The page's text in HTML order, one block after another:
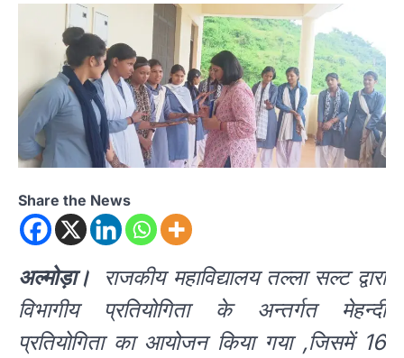
Share the News
अल्मोड़ा।
राजकीय महाविद्यालय तल्ला सल्ट द्वारा
विभागीय प्रतियोगिता के अन्तर्गत मेहन्दी
प्रतियोगिता का आयोजन किया गया ,जिसमें 16